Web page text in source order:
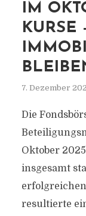
IM
KURSE
7. Dezember
Die
Oktober
insgesamt
resultierte